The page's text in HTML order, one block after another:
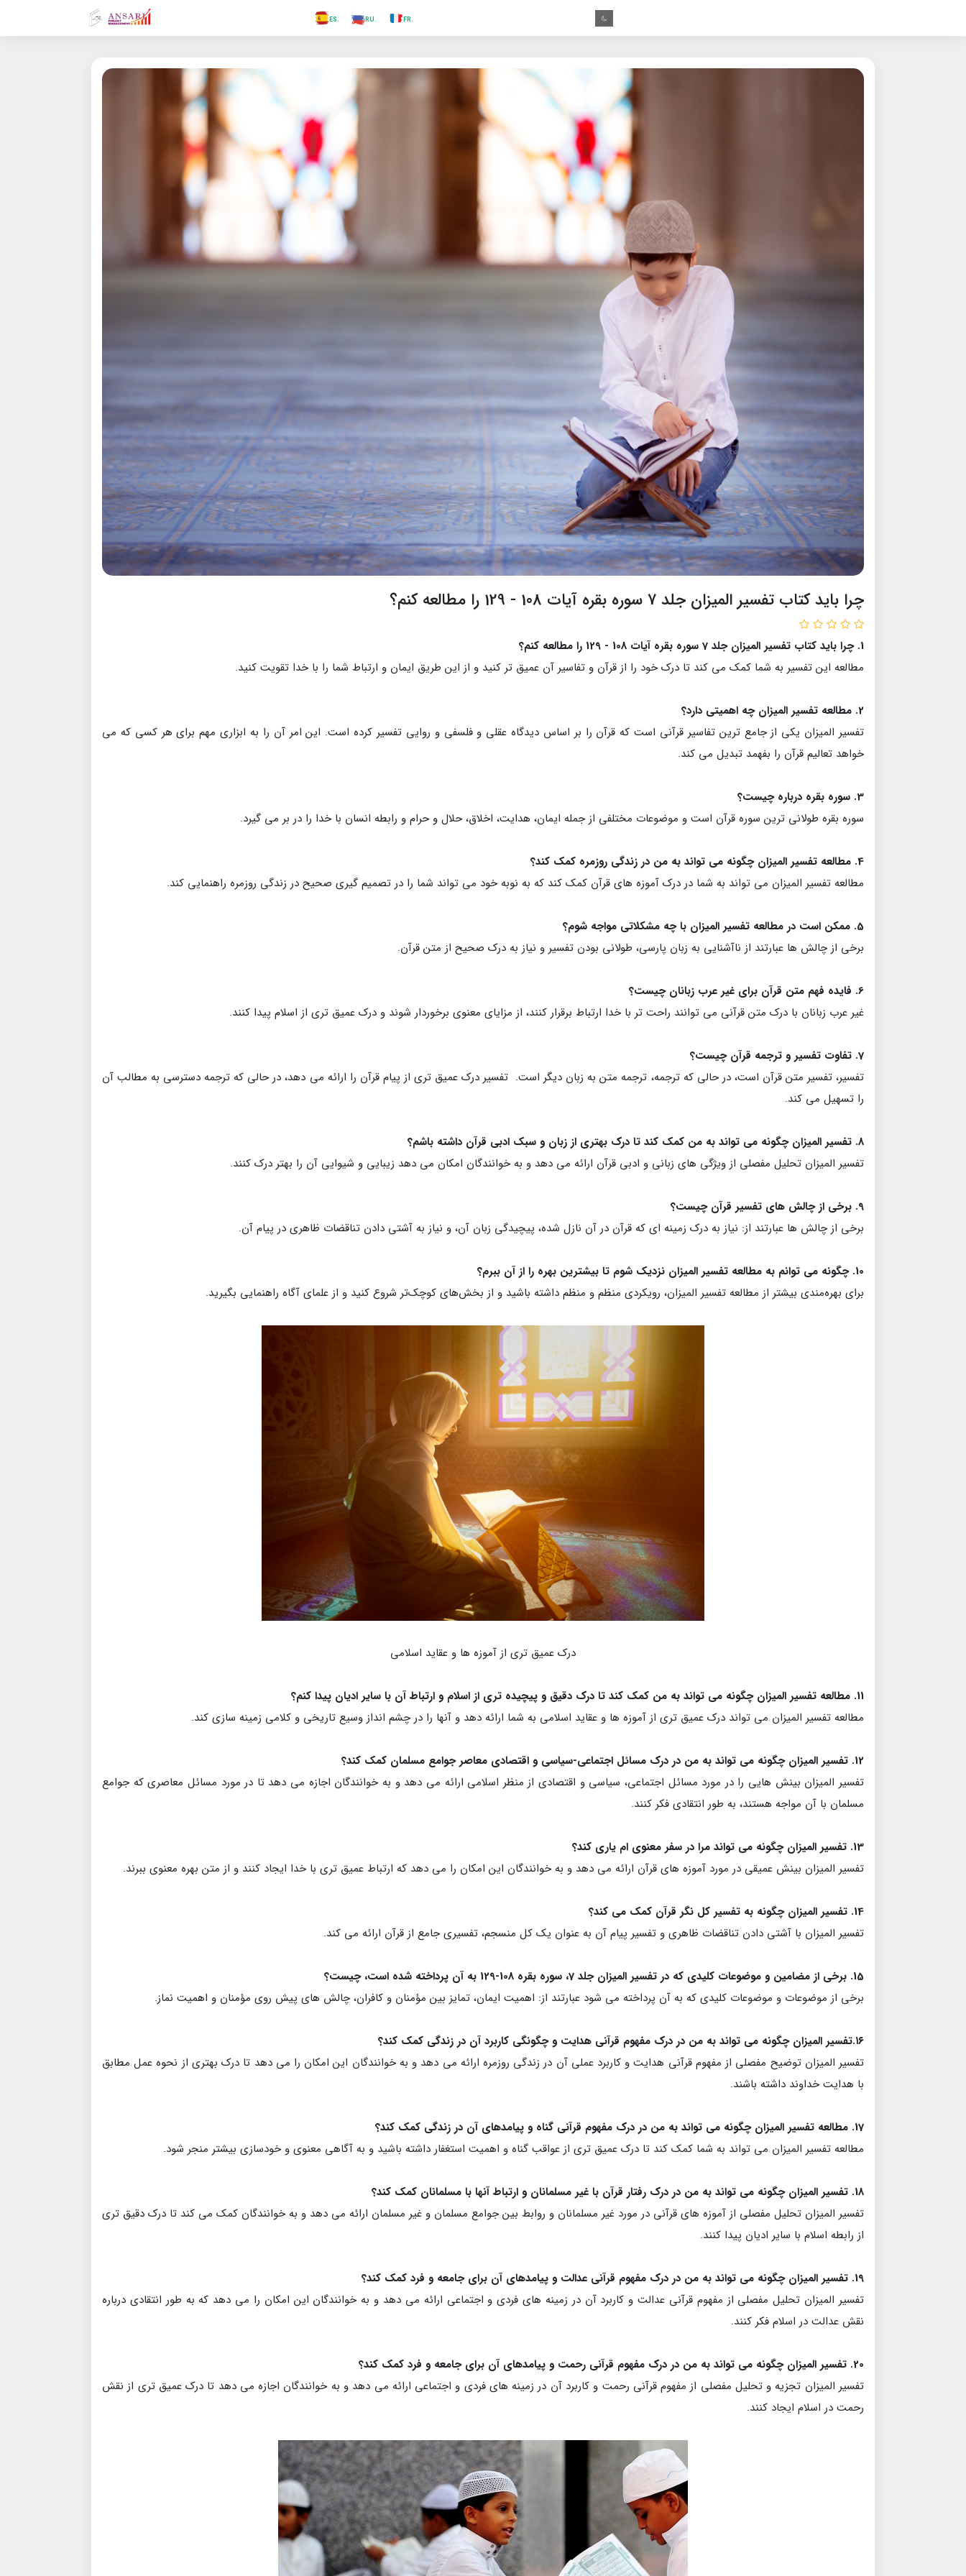
.RU
.ES
.TR
چرا باید کتاب تفسیر المیزان جلد 7 سوره بقره آیات 108 - 129 را مطالعه کنم؟
1. چرا باید کتاب تفسیر المیزان جلد 7 سوره بقره آیات 108 - 129 را مطالعه کنم؟
مطالعه این تفسیر به شما کمک می کند تا درک خود را از قرآن و تفاسیر آن عمیق تر کنید و از این طریق ایمان و ارتباط شما را با خدا تقویت کنید.
2. مطالعه تفسیر المیزان چه اهمیتی دارد؟
تفسیر المیزان یکی از جامع ترین تفاسیر قرآنی است که قرآن را بر اساس دیدگاه عقلی و فلسفی و روایی تفسیر کرده است. این امر آن را به ابزاری مهم برای هر کسی که می
خواهد تعالیم قرآن را بفهمد تبدیل می کند.
3. سوره بقره درباره چیست؟
سوره بقره طولانی ترین سوره قرآن است و موضوعات مختلفی از جمله ایمان، هدایت، اخلاق، حلال و حرام و رابطه انسان با خدا را در بر می گیرد.
4. مطالعه تفسیر المیزان چگونه می تواند به من در زندگی روزمره کمک کند؟
مطالعه تفسیر المیزان می تواند به شما در درک آموزه های قرآن کمک کند که به نوبه خود می تواند شما را در تصمیم گیری صحیح در زندگی روزمره راهنمایی کند.
5. ممکن است در مطالعه تفسیر المیزان با چه مشکلاتی مواجه شوم؟
برخی از چالش ها عبارتند از ناآشنایی به زبان پارسی، طولانی بودن تفسیر و نیاز به درک صحیح از متن قرآن.
6. فایده فهم متن قرآن برای غیر عرب زبانان چیست؟
غیر عرب زبانان با درک متن قرآنی می توانند راحت تر با خدا ارتباط برقرار کنند، از مزایای معنوی برخوردار شوند و درک عمیق تری از اسلام پیدا کنند.
7. تفاوت تفسیر و ترجمه قرآن چیست؟
تفسیر، تفسیر متن قرآن است، در حالی که ترجمه، ترجمه متن به زبان دیگر است. تفسیر درک عمیق تری از پیام قرآن را ارائه می دهد، در حالی که ترجمه دسترسی به مطالب آن
را تسهیل می کند.
8. تفسیر المیزان چگونه می تواند به من کمک کند تا درک بهتری از زبان و سبک ادبی قرآن داشته باشم؟
تفسیر المیزان تحلیل مفصلی از ویژگی های زبانی و ادبی قرآن ارائه می دهد و به خوانندگان امکان می دهد زیبایی و شیوایی آن را بهتر درک کنند.
9. برخی از چالش های تفسیر قرآن چیست؟
برخی از چالش ها عبارتند از: نیاز به درک زمینه ای که قرآن در آن نازل شده، پیچیدگی زبان آن، و نیاز به آشتی دادن تناقضات ظاهری در پیام آن.
10. چگونه می توانم به مطالعه تفسیر المیزان نزدیک شوم تا بیشترین بهره را از آن ببرم؟
برای بهره‌مندی بیشتر از مطالعه تفسیر المیزان، رویکردی منظم و منظم داشته باشید و از بخش‌های کوچک‌تر شروع کنید و از علمای آگاه راهنمایی بگیرید.
درک عمیق تری از آموزه ها و عقاید اسلامی
11. مطالعه تفسیر المیزان چگونه می تواند به من کمک کند تا درک دقیق و پیچیده تری از اسلام و ارتباط آن با سایر ادیان پیدا کنم؟
مطالعه تفسیر المیزان می تواند درک عمیق تری از آموزه ها و عقاید اسلامی به شما ارائه دهد و آنها را در چشم انداز وسیع تاریخی و کلامی زمینه سازی کند.
12. تفسیر المیزان چگونه می تواند به من در درک مسائل اجتماعی-سیاسی و اقتصادی معاصر جوامع مسلمان کمک کند؟
تفسیر المیزان بینش هایی را در مورد مسائل اجتماعی، سیاسی و اقتصادی از منظر اسلامی ارائه می دهد و به خوانندگان اجازه می دهد تا در مورد مسائل معاصری که جوامع
مسلمان با آن مواجه هستند، به طور انتقادی فکر کنند.
13. تفسیر المیزان چگونه می تواند مرا در سفر معنوی ام یاری کند؟
تفسیر المیزان بینش عمیقی در مورد آموزه های قرآن ارائه می دهد و به خوانندگان این امکان را می دهد که ارتباط عمیق تری با خدا ایجاد کنند و از متن بهره معنوی ببرند.
14. تفسیر المیزان چگونه به تفسیر کل نگر قرآن کمک می کند؟
تفسیر المیزان با آشتی دادن تناقضات ظاهری و تفسیر پیام آن به عنوان یک کل منسجم، تفسیری جامع از قرآن ارائه می کند.
15. برخی از مضامین و موضوعات کلیدی که در تفسیر المیزان جلد 7، سوره بقره 108-129 به آن پرداخته شده است، چیست؟
برخی از موضوعات و موضوعات کلیدی که به آن پرداخته می شود عبارتند از: اهمیت ایمان، تمایز بین مؤمنان و کافران، چالش های پیش روی مؤمنان و اهمیت نماز.
۱۶.تفسیر المیزان چگونه می تواند به من در درک مفهوم قرآنی هدایت و چگونگی کاربرد آن در زندگی کمک کند؟
تفسیر المیزان توضیح مفصلی از مفهوم قرآنی هدایت و کاربرد عملی آن در زندگی روزمره ارائه می دهد و به خوانندگان این امکان را می دهد تا درک بهتری از نحوه عمل مطابق
با هدایت خداوند داشته باشند.
17. مطالعه تفسیر المیزان چگونه می تواند به من در درک مفهوم قرآنی گناه و پیامدهای آن در زندگی کمک کند؟
مطالعه تفسیر المیزان می تواند به شما کمک کند تا درک عمیق تری از عواقب گناه و اهمیت استغفار داشته باشید و به آگاهی معنوی و خودسازی بیشتر منجر شود.
18. تفسیر المیزان چگونه می تواند به من در درک رفتار قرآن با غیر مسلمانان و ارتباط آنها با مسلمانان کمک کند؟
تفسیر المیزان تحلیل مفصلی از آموزه های قرآنی در مورد غیر مسلمانان و روابط بین جوامع مسلمان و غیر مسلمان ارائه می دهد و به خوانندگان کمک می کند تا درک دقیق تری
از رابطه اسلام با سایر ادیان پیدا کنند.
19. تفسیر المیزان چگونه می تواند به من در درک مفهوم قرآنی عدالت و پیامدهای آن برای جامعه و فرد کمک کند؟
تفسیر المیزان تحلیل مفصلی از مفهوم قرآنی عدالت و کاربرد آن در زمینه های فردی و اجتماعی ارائه می دهد و به خوانندگان این امکان را می دهد که به طور انتقادی درباره
نقش عدالت در اسلام فکر کنند.
20. تفسیر المیزان چگونه می تواند به من در درک مفهوم قرآنی رحمت و پیامدهای آن برای جامعه و فرد کمک کند؟
تفسیر المیزان تجزیه و تحلیل مفصلی از مفهوم قرآنی رحمت و کاربرد آن در زمینه های فردی و اجتماعی ارائه می دهد و به خوانندگان اجازه می دهد تا درک عمیق تری از نقش
رحمت در اسلام ایجاد کنند.